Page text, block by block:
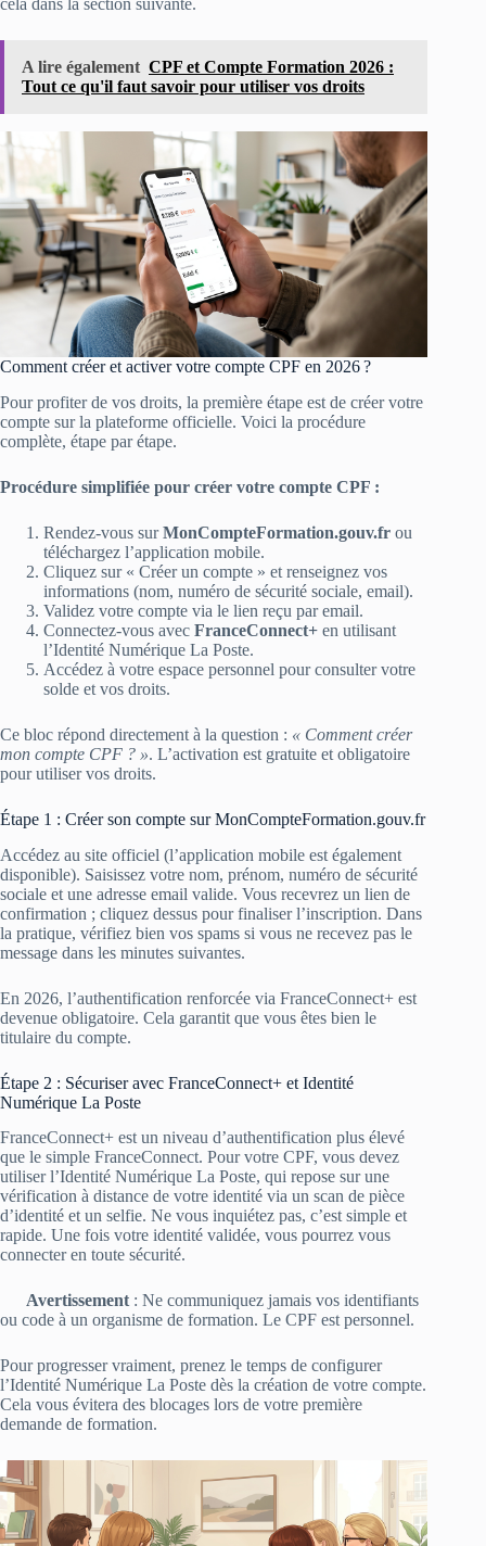
cela dans la section suivante.
A lire également CPF et Compte Formation 2026 :
Tout ce qu'il faut savoir pour utiliser vos droits
Comment créer et activer votre compte CPF en 2026 ?
Pour profiter de vos droits, la première étape est de créer votre
compte sur la plateforme officielle. Voici la procédure
complète, étape par étape.
Procédure simplifiée pour créer votre compte CPF :
Rendez-vous surMonCompteFormation.gouv.fr ou
téléchargez l’application mobile.
Cliquez sur « Créer un compte » et renseignez vos
informations (nom, numéro de sécurité sociale, email).
Validez votre compte via le lien reçu par email.
Connectez-vous avec FranceConnect+ en utilisant
l’Identité Numérique La Poste.
Accédez à votre espace personnel pour consulter votre
solde et vos droits.
Ce bloc répond directement à la question : « Comment créer
mon compte CPF ? ». L’activation est gratuite et obligatoire
pour utiliser vos droits.
Étape 1 : Créer son compte sur MonCompteFormation.gouv.fr
Accédez au site officiel (l’application mobile est également
disponible). Saisissez votre nom, prénom, numéro de sécurité
sociale et une adresse email valide. Vous recevrez un lien de
confirmation ; cliquez dessus pour finaliser l’inscription. Dans
la pratique, vérifiez bien vos spams si vous ne recevez pas le
message dans les minutes suivantes.
En 2026, l’authentification renforcée via FranceConnect+ est
devenue obligatoire. Cela garantit que vous êtes bien le
titulaire du compte.
Étape 2 : Sécuriser avec FranceConnect+ et Identité
Numérique La Poste
FranceConnect+ est un niveau d’authentification plus élevé
que le simple FranceConnect. Pour votre CPF, vous devez
utiliser l’Identité Numérique La Poste, qui repose sur une
vérification à distance de votre identité via un scan de pièce
d’identité et un selfie. Ne vous inquiétez pas, c’est simple et
rapide. Une fois votre identité validée, vous pourrez vous
connecter en toute sécurité.
Avertissement : Ne communiquez jamais vos identifiants
ou code à un organisme de formation. Le CPF est personnel.
Pour progresser vraiment, prenez le temps de configurer
l’Identité Numérique La Poste dès la création de votre compte.
Cela vous évitera des blocages lors de votre première
demande de formation.